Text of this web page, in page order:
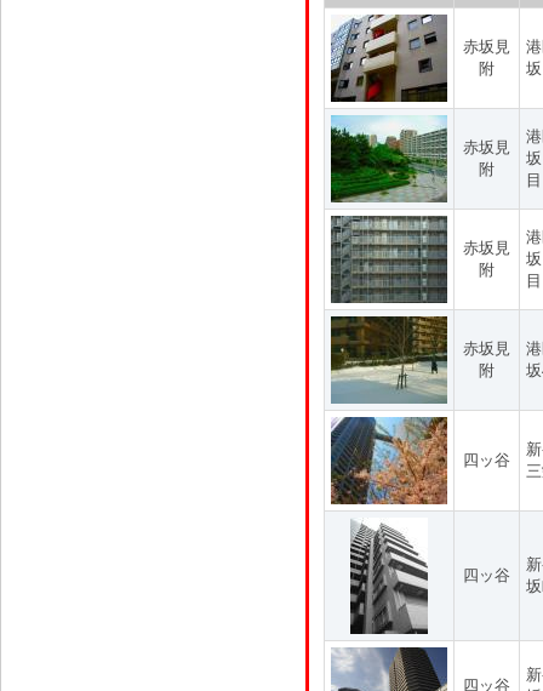
赤坂見
附
赤坂見
附
目
赤坂見
附
目
赤坂見
附
四ッ谷
四ッ谷
四ッ谷